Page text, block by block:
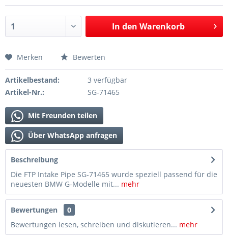
In den Warenkorb
Merken Bewerten
Artikelbestand:
3 verfügbar
Artikel-Nr.:
SG-71465
Mit Freunden teilen
Über WhatsApp anfragen
Beschreibung
Die FTP Intake Pipe SG-71465 wurde speziell passend für die
neuesten BMW G-Modelle mit... mehr
Bewertungen
0
Bewertungen lesen, schreiben und diskutieren... mehr